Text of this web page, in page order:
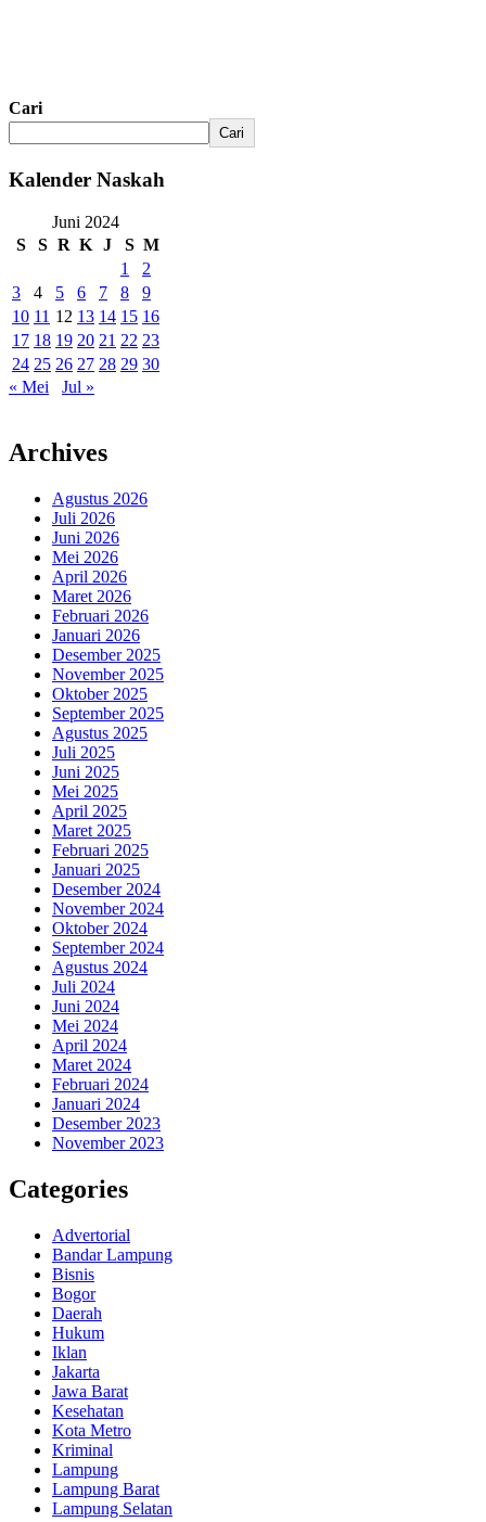
Cari
Cari
Kalender Naskah
Juni 2024
S
S R K J S M
1
2
3
4 5 6 7 8
9
10 11 12 13 14 15 16
17 18 19 20 21 22 23
24 25 26 27 28 29 30
« Mei
Jul »
Archives
Agustus 2026
Juli 2026
Juni 2026
Mei 2026
April 2026
Maret 2026
Februari 2026
Januari 2026
Desember 2025
November 2025
Oktober 2025
September 2025
Agustus 2025
Juli 2025
Juni 2025
Mei 2025
April 2025
Maret 2025
Februari 2025
Januari 2025
Desember 2024
November 2024
Oktober 2024
September 2024
Agustus 2024
Juli 2024
Juni 2024
Mei 2024
April 2024
Maret 2024
Februari 2024
Januari 2024
Desember 2023
November 2023
Categories
Advertorial
Bandar Lampung
Bisnis
Bogor
Daerah
Hukum
Iklan
Jakarta
Jawa Barat
Kesehatan
Kota Metro
Kriminal
Lampung
Lampung Barat
Lampung Selatan